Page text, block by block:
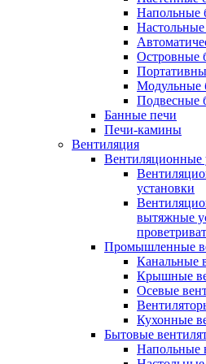
Напольные
Островные
Модульные
Подвесные
Банные печи
Печи-камины
Вентиляция
Вентиляционные
установки
вытяжные
Промышленные
Канальные
Крышные
Осевые
Кухонные
Бытовые
Напольные